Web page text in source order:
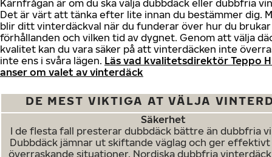
Kärnfrågan är om du ska välja dubbdäck eller dubbfria
Det är värt att tänka efter lite innan du bestämmer dig.
blir ditt vinterdäckval när du funderar över hur du brukar
förhållanden och vilken tid av dygnet. Genom att välja
kvalitet kan du vara säker på att vinterdäcken inte
inte ens i svåra lägen. Läs vad kvalitetsdirektör Teppo
anser om valet av vinterdäck
DE MEST VIKTIGA AT VÄLJA
Säkerhet
I de flesta fall presterar dubbdäck bättre än dubbfria
Dubbdäck jämnar ut skiftande väglag och ger
överraskande situationer. Nordiska dubbfria